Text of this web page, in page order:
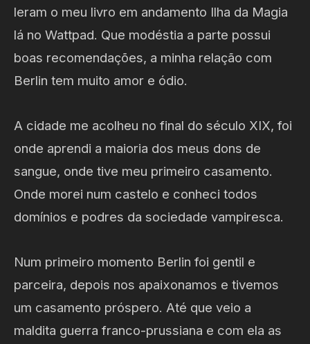
leram o meu livro em andamento Ilha da Magia
lá no Wattpad. Que modéstia a parte possui
boas recomendações, a minha relação com
Berlin tem muito amor e ódio.
A cidade me acolheu no final do século XIX, foi
onde aprendi a maioria dos meus dons de
sangue, onde tive meu primeiro casamento.
Onde morei num castelo e conheci todos
domínios e podres da sociedade vampiresca.
Num primeiro momento Berlin foi gentil e
parceira, depois nos apaixonamos e tivemos
um casamento próspero. Até que veio a
maldita guerra franco-prussiana e com ela as